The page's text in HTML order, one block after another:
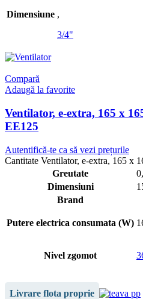
Dimensiune ,
3/4"
Compară
Adaugă la favorite
Ventilator, e-extra, 165 x
EE125
Autentifică-te ca să vezi prețurile
Cantitate Ventilator, e-extra, 165 x
Greutate
Dimensiuni
Brand
Putere electrica consumata (W)
Nivel zgomot
Livrare flota proprie